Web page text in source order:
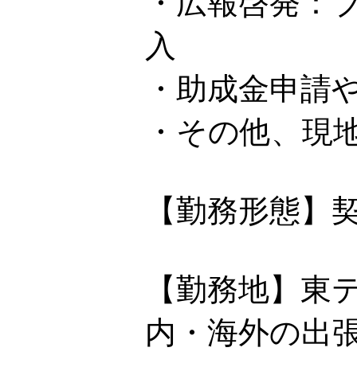
入
・助成金申請
・その他、現
【勤務形態】
【勤務地】
内・海外の出